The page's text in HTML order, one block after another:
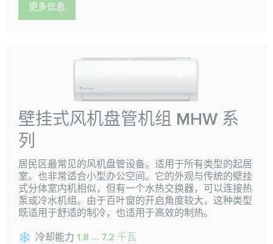
更多信息
壁挂式风机盘管机组 MHW 系
列
居民区最常见的风机盘管设备。适用于所有类型的起居
室。也非常适合小型办公空间。它的外观与传统的壁挂
式分体室内机相似，但有一个水热交换器，可以连接热
泵或冷水机组。由于百叶窗的开启角度较大，这种类型
既适用于舒适的制冷，也适用于高效的制热。
冷却能力 1,8 ... 7,2 千瓦